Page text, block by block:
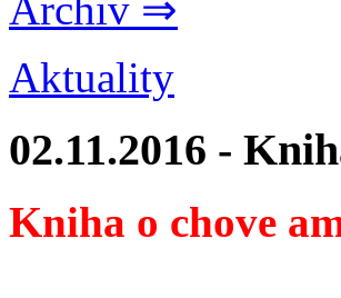
Archiv ⇒
Aktuality
02.11.2016 -
Kniha o chove